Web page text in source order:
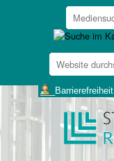
Website
durchsuchen
___Barrierefreiheit